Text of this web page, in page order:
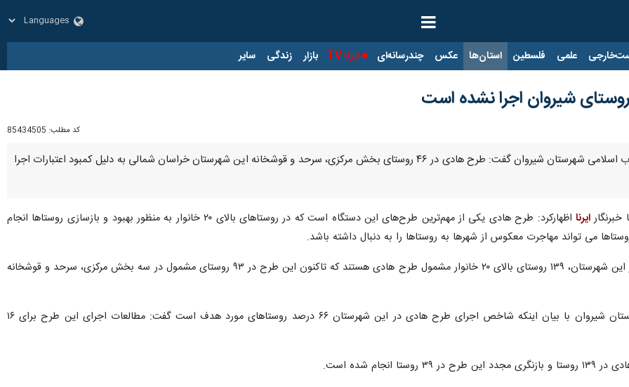
علمی فلسطین استان‌ها عکس چندرسانه‌ای ایرنا TV بازار زندگی سایر
کد مطلب: 85434505
بجنورد-ایرنا- رییس بنیاد مسکن انقلاب اسلامی شهرستان شیروان گفت: طرح هادی در ۴۶ روستای بخش مرکزی، سرحد و قوشخانه این شهرستان خراسان شمالی به دلیل کمبود اعتبارات اجرا
ایرنا
اظهارکرد: طرح هادی یکی از مهم‌ترین طرح‌های این دستگاه است که در روستاهای بالای ۲۰ خانوار به منظور بهبود و بازسازی روستاها انجام
می تواند مهاجرت معکوس از شهرها به روستاها را به دنبال داشته باشد.
وی افزود: از ۱۵۱ روستای دارای سکنه در این شهرستان، ۱۳۹ روستای بالای ۲۰ خانوار مشمول طرح هادی هستند که تاکنون این طرح در ۹۳ روستای مشمول در سه بخش مرکزی، سرحد و قوشخانه
رییس بنیاد مسکن انقلاب اسلامی شهرستان شیروان با بیان اینکه شاخص اجرای طرح هادی در این شهرستان ۶۶ درصد روستاهای مورد هدف است گفت: مطالعات اجرای این طرح برای ۱۶
انجام شده است.